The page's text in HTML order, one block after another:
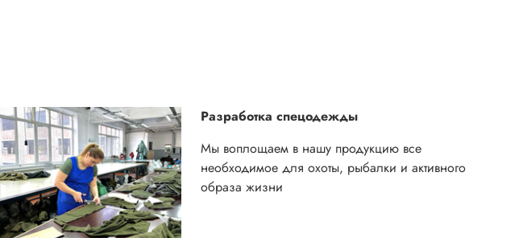
Разработка спецодежды
Мы воплощаем в нашу продукцию все
необходимое для охоты, рыбалки и активного
образа жизни